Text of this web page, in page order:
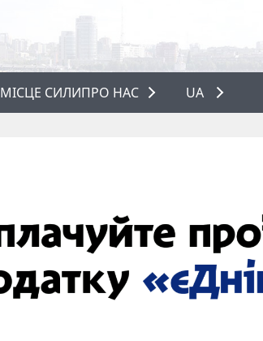
МІСЦЕ СИЛИПРО НАС
ПРО НАС
UA